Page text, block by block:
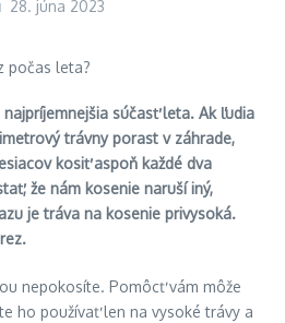
28. júna 2023
súčasť leta. Ak ľudia
trávny porast v záhrade,
kosiť aspoň každé dva
že nám kosenie naruší iný,
je tráva na kosenie privysoká.
nepokosíte. Pomôcť vám môže
ho používať len na vysoké trávy a